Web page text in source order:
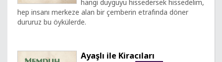
hangi duyguyu hissedersek hissedelim,
hep insanı merkeze alan bir çemberin etrafında döner
dururuz bu öykülerde.
Ayaşlı ile Kiracıları